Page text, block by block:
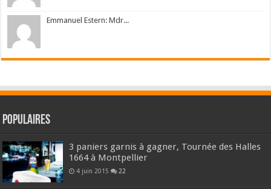
Emmanuel Estern: Mdr...
Populaires
3 paniers garnis à gagner, Tournée des Halles
1664 à Montpellier
4 juin 2015 22